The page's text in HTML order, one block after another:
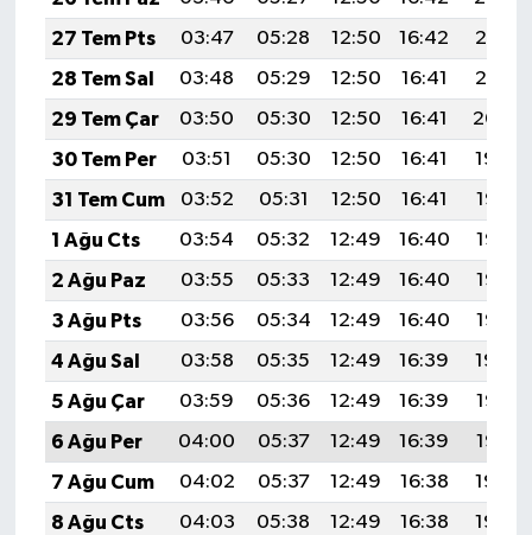
27 Tem Pts
03:47 05:28 12:50 16:42
20:01
28 Tem Sal
03:48 05:29 12:50 16:41
20:01
29 Tem Çar
03:50 05:30 12:50 16:41
20:00
30 Tem Per
03:51 05:30 12:50 16:41
19:59
31 Tem Cum
03:52 05:31 12:50 16:41
19:58
1 Ağu Cts
03:54 05:32 12:49 16:40
19:57
2 Ağu Paz
03:55 05:33 12:49 16:40
19:56
3 Ağu Pts
03:56 05:34 12:49 16:40
19:55
4 Ağu Sal
03:58 05:35 12:49 16:39
19:54
5 Ağu Çar
03:59 05:36 12:49 16:39
19:53
6 Ağu Per
04:00 05:37 12:49 16:39
19:52
7 Ağu Cum
04:02 05:37 12:49 16:38
19:50
8 Ağu Cts
04:03 05:38 12:49 16:38
19:49
YEREL
AFYON
AFYONKARAHİSAR
AYDIN
DENİZLİ
İZMİR
KÜTAHYA
MANİSA
MUĞLA